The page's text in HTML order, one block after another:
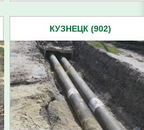
КУЗНЕЦК (902)